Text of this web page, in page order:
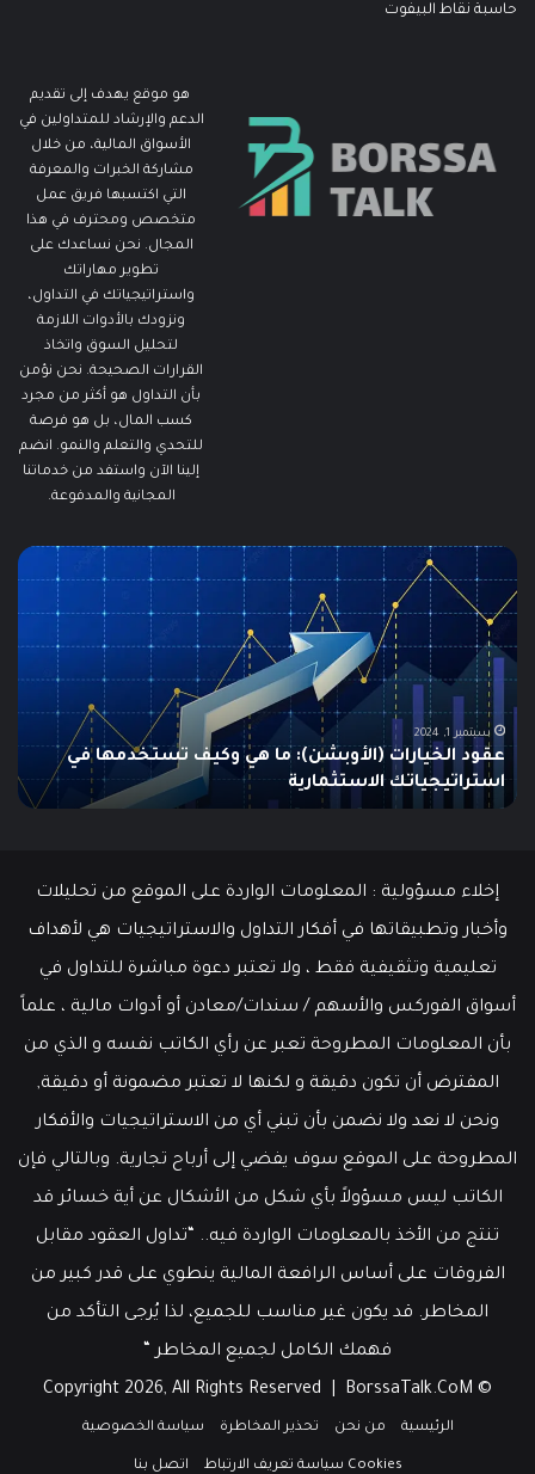
حاسبة نقاط البيفوت
هو موقع يهدف إلى تقديم
الدعم والإرشاد للمتداولين في
الأسواق المالية، من خلال
مشاركة الخبرات والمعرفة
التي اكتسبها فريق عمل
متخصص ومحترف في هذا
المجال. نحن نساعدك على
تطوير مهاراتك
واستراتيجياتك في التداول،
ونزودك بالأدوات اللازمة
لتحليل السوق واتخاذ
القرارات الصحيحة. نحن نؤمن
بأن التداول هو أكثر من مجرد
كسب المال، بل هو فرصة
للتحدي والتعلم والنمو. انضم
إلينا الآن واستفد من خدماتنا
المجانية والمدفوعة.
ما
هو
الـ
Swing
دليلك
الشامل
للمبتدئين
يونيو 10, 2025
ما هو الـ Swing Trading؟ دليلك الشامل للمبتدئين
إخلاء مسؤولية : المعلومات الواردة على الموقع من تحليلات
وأخبار وتطبيقاتها في أفكار التداول والاستراتيجيات هي لأهداف
تعليمية وتثقيفية فقط ، ولا تعتبر دعوة مباشرة للتداول في
أسواق الفوركس والأسهم / سندات/معادن أو أدوات مالية ، علماً
بأن المعلومات المطروحة تعبر عن رأي الكاتب نفسه و الذي من
المفترض أن تكون دقيقة و لكنها لا تعتبر مضمونة أو دقيقة,
ونحن لا نعد ولا نضمن بأن تبني أي من الاستراتيجيات والأفكار
المطروحة على الموقع سوف يفضي إلى أرباح تجارية. وبالتالي فإن
الكاتب ليس مسؤولاً بأي شكل من الأشكال عن أية خسائر قد
تنتج من الأخذ بالمعلومات الواردة فيه.. “تداول العقود مقابل
الفروقات على أساس الرافعة المالية ينطوي على قدر كبير من
المخاطر. قد يكون غير مناسب للجميع، لذا يُرجى التأكد من
فهمك الكامل لجميع المخاطر “
© Copyright 2026, All Rights Reserved |
BorssaTalk.CoM
الرئيسية من نحن تحذير المخاطرة سياسة الخصوصية
Cookies سياسة تعريف الارتباط اتصل بنا